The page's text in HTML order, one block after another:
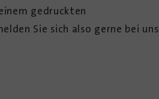
gedruckten
Sie sich also gerne bei uns